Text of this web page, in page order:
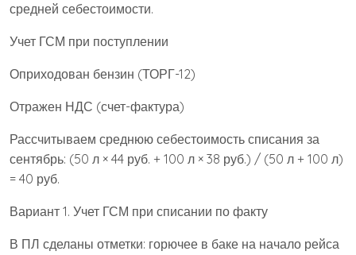
средней себестоимости.
Учет ГСМ при поступлении
Оприходован бензин (ТОРГ-12)
Отражен НДС (счет-фактура)
Рассчитываем среднюю себестоимость списания за
сентябрь: (50 л × 44 руб. + 100 л × 38 руб.) / (50 л + 100 л)
= 40 руб.
Вариант 1. Учет ГСМ при списании по факту
В ПЛ сделаны отметки: горючее в баке на начало рейса